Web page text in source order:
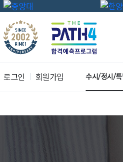
로그인 회원가입 수시/정시/